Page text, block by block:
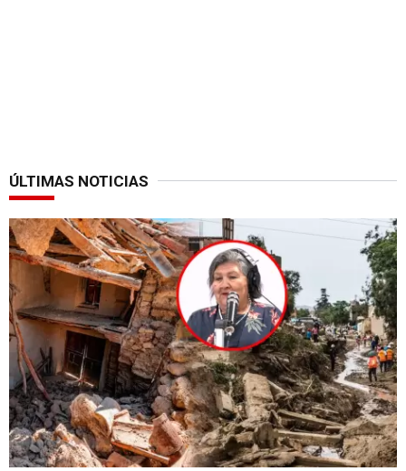
ÚLTIMAS NOTICIAS